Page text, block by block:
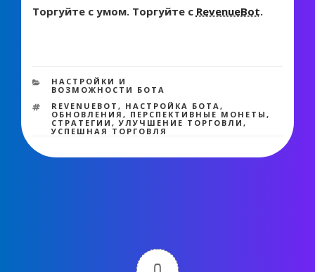
Торгуйте с умом. Торгуйте с RevenueBot.
РУБРИКИ
НАСТРОЙКИ И
ВОЗМОЖНОСТИ БОТА
МЕТКИ
REVENUEBOT, НАСТРОЙКА БОТА,
ОБНОВЛЕНИЯ, ПЕРСПЕКТИВНЫЕ МОНЕТЫ,
СТРАТЕГИИ,УЛУЧШЕНИЕ ТОРГОВЛИ,
УСПЕШНАЯ ТОРГОВЛЯ